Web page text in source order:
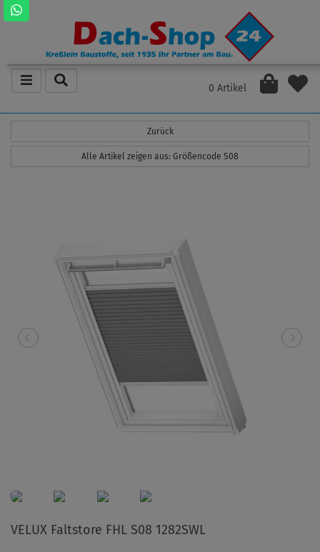
0 Artikel
Zurück
Alle Artikel zeigen aus: Größencode S08
VELUX Faltstore FHL S08 1282SWL